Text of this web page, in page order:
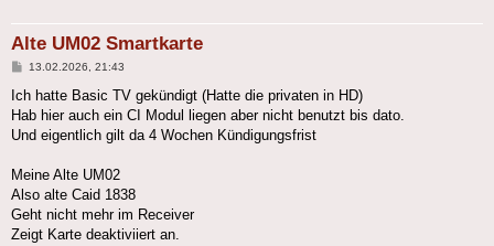
Alte UM02 Smartkarte
Beitrag
13.02.2026, 21:43
Ich hatte Basic TV gekündigt (Hatte die privaten in HD)
Hab hier auch ein CI Modul liegen aber nicht benutzt bis dato.
Und eigentlich gilt da 4 Wochen Kündigungsfrist
Meine Alte UM02
Also alte Caid 1838
Geht nicht mehr im Receiver
Zeigt Karte deaktiviiert an.